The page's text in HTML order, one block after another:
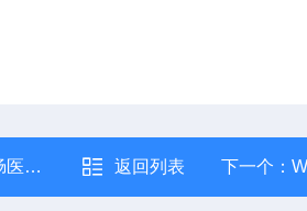
器 返回列表 下一个：